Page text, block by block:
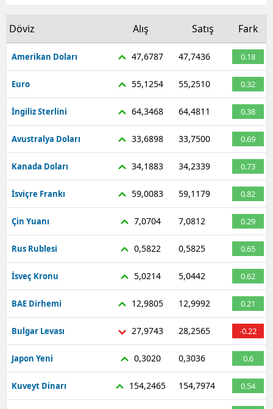
Döviz Alış Satış Fark
Amerikan Doları 47,6787 47,7436 0.18
Euro 55,1254 55,2510 0.32
İngiliz Sterlini 64,3468 64,4811 0.38
Avustralya Doları 33,6898 33,7500 0.69
Kanada Doları 34,1883 34,2339 0.73
İsviçre Frankı 59,0083 59,1179 0.82
Çin Yuanı 7,0704 7,0812 0.29
Rus Rublesi 0,5822 0,5825 0.65
İsveç Kronu 5,0214 5,0442 0.62
BAE Dirhemi 12,9805 12,9992 0.21
Bulgar Levası 27,9743 28,2565 -0.22
Japon Yeni 0,3020 0,3036 0.6
Kuveyt Dinarı 154,2465 154,7974 0.54